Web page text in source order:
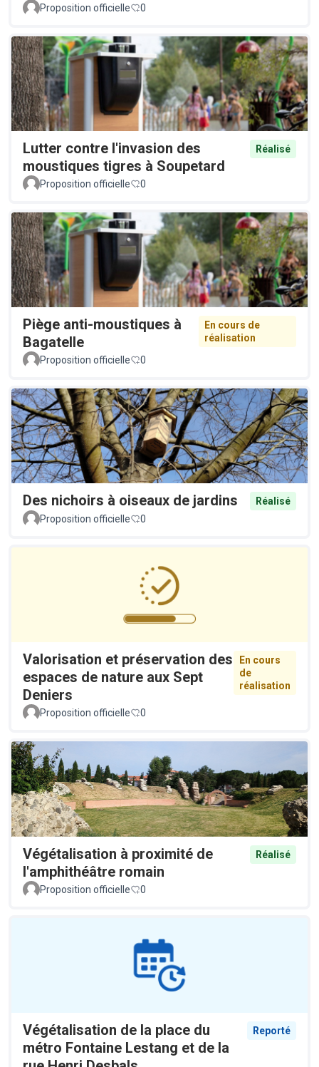
Proposition officielle 0
Lutter contre l'invasion des
moustiques tigres à Soupetard
Réalisé
Proposition officielle 0
Piège anti-moustiques à
Bagatelle
En cours de
réalisation
Proposition officielle
0
Des nichoirs à oiseaux de jardins
Réalisé
Proposition officielle
0
Valorisation et préservation des
espaces de nature aux Sept
Deniers
En cours
de
réalisation
Proposition officielle 0
Végétalisation à proximité de
l'amphithéâtre romain
Réalisé
Proposition officielle 0
Végétalisation de la place du
métro Fontaine Lestang et de la
Reporté